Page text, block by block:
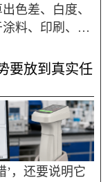
色差、白度、
料、印刷、纺
态，分光测色
式机型精度
要放到真实任
’，还要说明它